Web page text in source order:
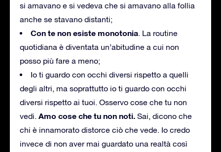
si amavano e si vedeva che si amavano alla follia
anche se stavano distanti;
Con te non esiste monotonia. La routine
quotidiana è diventata un’abitudine a cui non
posso più fare a meno;
Io ti guardo con occhi diversi rispetto a quelli
degli altri, ma soprattutto io ti guardo con occhi
diversi rispetto ai tuoi. Osservo cose che tu non
vedi. Amo cose che tu non noti. Sai, dicono che
chi è innamorato distorce ciò che vede. Io credo
invece di non aver mai guardato una realtà così